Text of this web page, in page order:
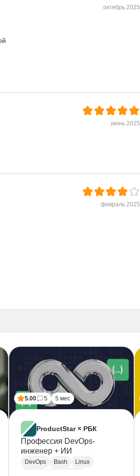
октябрь 2025
июнь 2025
февраль 2025
5.00 5 5 мес
ProductStar × РБК
Профессия DevOps-
инженер + ИИ
DevOps Bash
Linux